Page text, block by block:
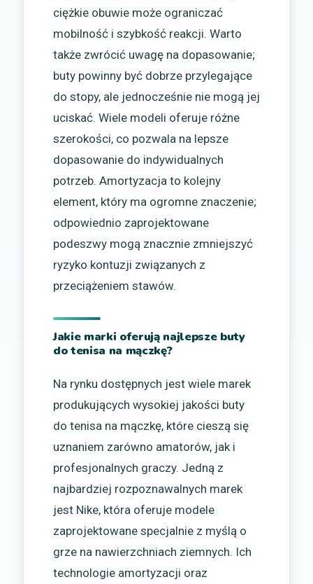
ciężkie obuwie może ograniczać
mobilność i szybkość reakcji. Warto
także zwrócić uwagę na dopasowanie;
buty powinny być dobrze przylegające
do stopy, ale jednocześnie nie mogą jej
uciskać. Wiele modeli oferuje różne
szerokości, co pozwala na lepsze
dopasowanie do indywidualnych
potrzeb. Amortyzacja to kolejny
element, który ma ogromne znaczenie;
odpowiednio zaprojektowane
podeszwy mogą znacznie zmniejszyć
ryzyko kontuzji związanych z
przeciążeniem stawów.
Jakie marki oferują najlepsze buty
do tenisa na mączkę?
Na rynku dostępnych jest wiele marek
produkujących wysokiej jakości buty
do tenisa na mączkę, które cieszą się
uznaniem zarówno amatorów, jak i
profesjonalnych graczy. Jedną z
najbardziej rozpoznawalnych marek
jest Nike, która oferuje modele
zaprojektowane specjalnie z myślą o
grze na nawierzchniach ziemnych. Ich
technologie amortyzacji oraz